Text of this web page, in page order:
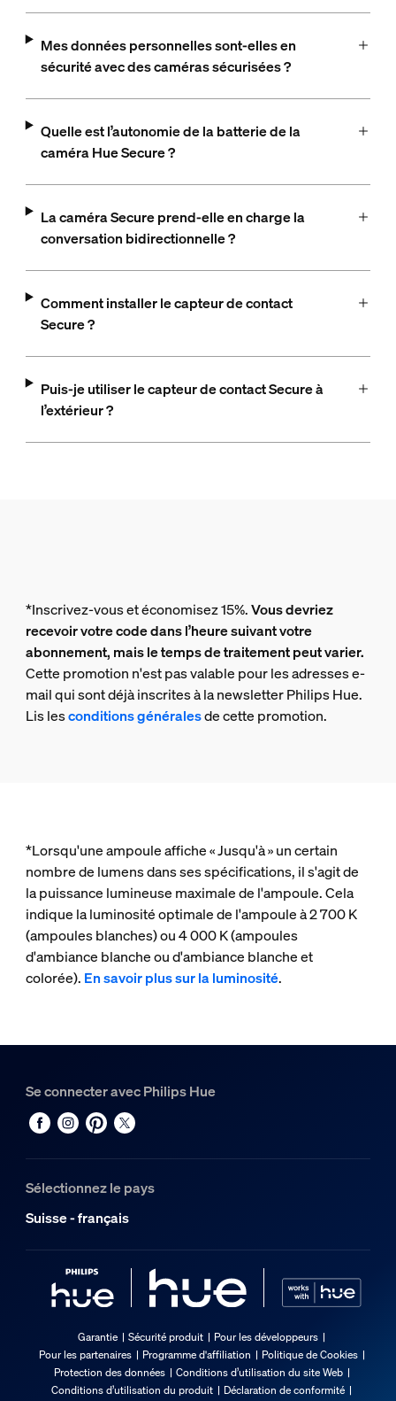
Mes données personnelles sont-elles en
sécurité avec des caméras sécurisées ?
Quelle est l’autonomie de la batterie de la
caméra Hue Secure ?
La caméra Secure prend-elle en charge la
conversation bidirectionnelle ?
Comment installer le capteur de contact
Secure ?
Puis-je utiliser le capteur de contact Secure à
l’extérieur ?
*Inscrivez-vous et économisez 15%.Vous devriez
recevoir votre code dans l’heure suivant votre
abonnement, mais le temps de traitement peut varier.
Cette promotion n'est pas valable pour les adresses e-
mail qui sont déjà inscrites à la newsletter Philips Hue.
Lis lesconditions généralesde cette promotion.
*Lorsqu'une ampoule affiche « Jusqu'à » un certain
nombre de lumens dans ses spécifications, il s'agit de
la puissance lumineuse maximale de l'ampoule. Cela
indique la luminosité optimale de l'ampoule à 2 700 K
(ampoules blanches) ou 4 000 K (ampoules
d'ambiance blanche ou d'ambiance blanche et
colorée). En savoir plus sur la luminosité.
Se connecter avec Philips Hue
Sélectionnez le pays
Suisse - français
Garantie Sécurité produit
Pour les développeurs
Pour les partenaires
Programme d'affiliation
Politique de Cookies
Protection des données
Conditions d’utilisation du site Web
Conditions d’utilisation du produit
Déclaration de conformité